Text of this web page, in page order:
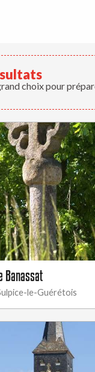
choix pour
Banassat
le-Guérétois